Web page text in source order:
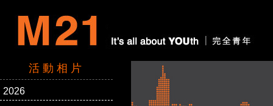
活動相片
2026